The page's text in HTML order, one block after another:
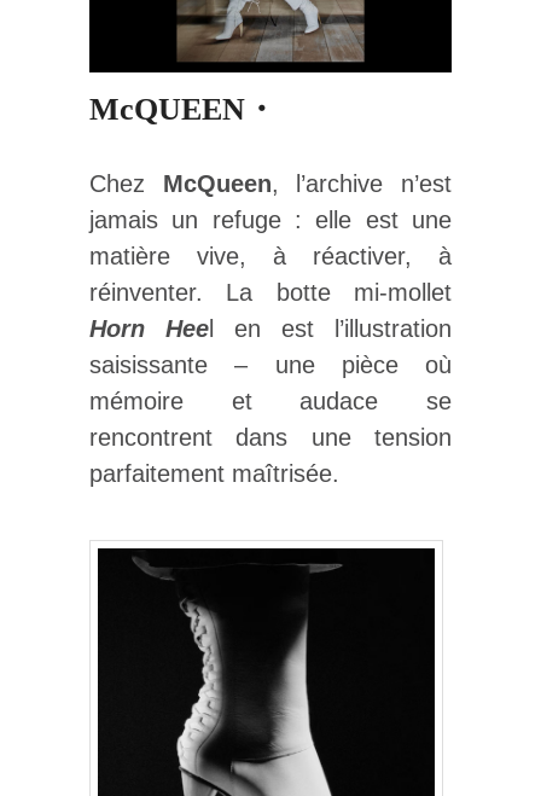
McQUEEN・
Chez McQueen, l’archive n’est
jamais un refuge : elle est une
matière vive, à réactiver, à
réinventer. La botte mi-mollet
Horn Hee l en est l’illustration
saisissante – une pièce où
mémoire et audace se
rencontrent dans une tension
parfaitement maîtrisée.